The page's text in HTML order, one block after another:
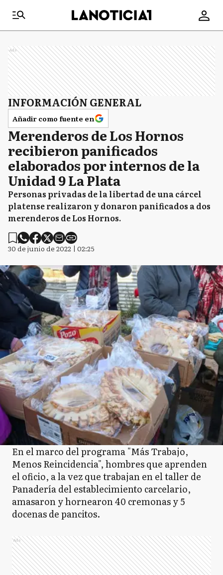
Ads
INFORMACIÓN GENERAL
Añadir como fuente en
Merenderos de Los Hornos
recibieron panificados
elaborados por internos de la
Unidad 9 La Plata
Personas privadas de la libertad de una cárcel
platense realizaron y donaron panificados a dos
merenderos de Los Hornos.
30 de junio de 2022 | 02:25
En el marco del programa "Más Trabajo,
Menos Reincidencia", hombres que aprenden
el oficio, a la vez que trabajan en el taller de
Panadería del establecimiento carcelario,
amasaron y hornearon 40 cremonas y 5
docenas de pancitos.
Ads